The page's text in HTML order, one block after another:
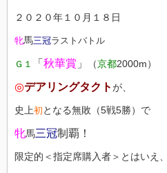
２０２０年１０月１８日
牝馬三冠ラストバトル
Ｇ１ 「 秋華賞 」 （京都2000m）
◎デアリングタクトが、
史上初 となる無敗（5戦5勝）で
牝馬三冠制覇！
限定的＜指定席購入者＞とはいえ、